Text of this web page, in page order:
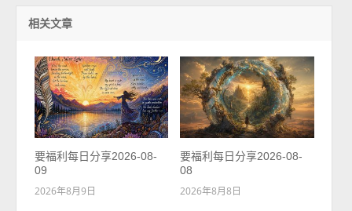
相关文章
要福利每日分享2026-08-
09
2026年8月9日
要福利每日分享2026-08-
08
2026年8月8日